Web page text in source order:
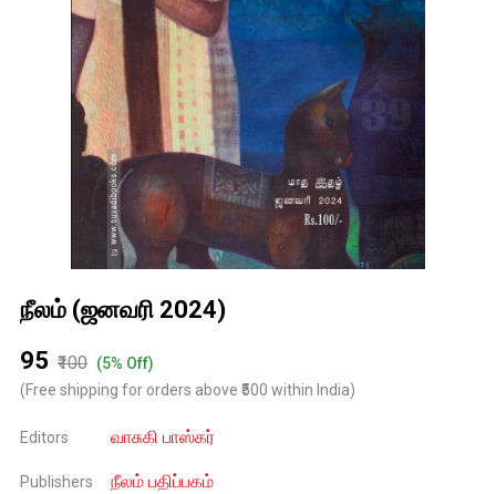
நீலம் (ஜனவரி 2024)
₹95 ₹100 (5% Off)
(Free shipping for orders above ₹500 within India)
Editors வாசுகி பாஸ்கர்
Publishers நீலம் பதிப்பகம்